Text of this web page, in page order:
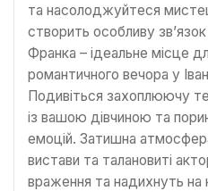
та насолоджуйтеся
створить особливу
Франка – ідеальне місце
романтичного вечора у
Подивіться захоплюючу
із вашою дівчиною та
емоцій. Затишна
вистави та талановиті
враження та надихнуть на